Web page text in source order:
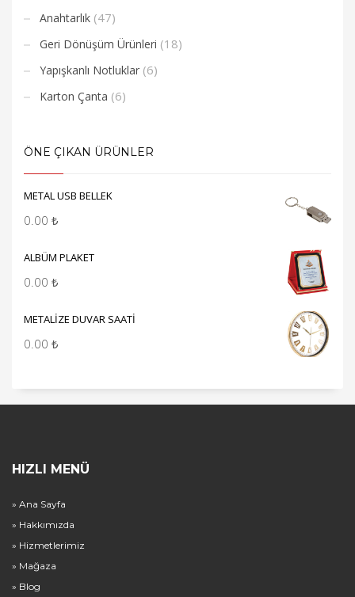
Anahtarlık (47)
Geri Dönüşüm Ürünleri (18)
Yapışkanlı Notluklar (6)
Karton Çanta (6)
ÖNE ÇIKAN ÜRÜNLER
METAL USB BELLEK
0.00 ₺
ALBÜM PLAKET
0.00 ₺
METALİZE DUVAR SAATİ
0.00 ₺
HIZLI MENÜ
» Ana Sayfa
» Hakkımızda
» Hizmetlerimiz
» Mağaza
» Blog